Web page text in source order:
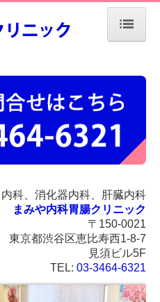
ク検診
内科、消化器内科、肝臓内科
まみや内科胃腸クリニック
〒150-0021
東京都渋谷区恵比寿西1-8-7
見須ビル5F
TEL: 03-3464-6321